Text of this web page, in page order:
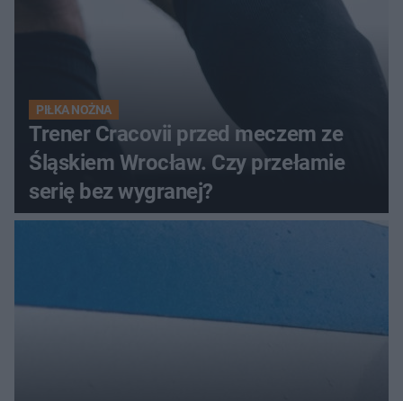
PIŁKA NOŻNA
Trener Cracovii przed meczem ze
Śląskiem Wrocław. Czy przełamie
serię bez wygranej?